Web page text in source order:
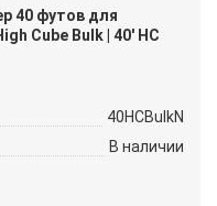
40 футов для
Cube Bulk | 40′ HC
40HCBulkN
В наличии